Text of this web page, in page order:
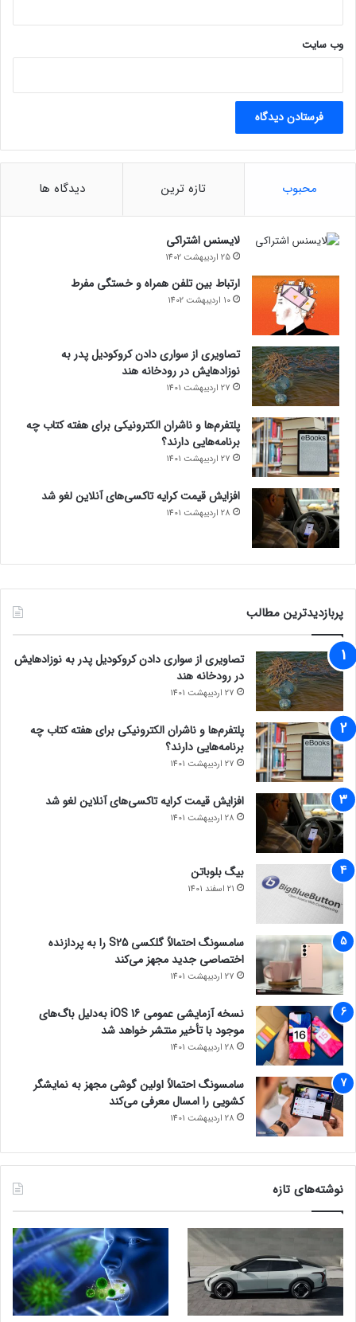
وب‌ سایت
محبوب تازه ترین دیدگاه ها
لایسنس اشتراکی
25 اردیبهشت 1402
ارتباط بین تلفن همراه و خستگی مفرط
10 اردیبهشت 1402
تصاویری از سواری دادن کروکودیل پدر به
نوزادهایش در رودخانه هند
27 اردیبهشت 1401
پلتفرم‌ها و ناشران الکترونیکی برای هفته کتاب چه
برنامه‌هایی دارند؟
27 اردیبهشت 1401
افزایش قیمت کرایه تاکسی‌های آنلاین لغو شد
28 اردیبهشت 1401
پربازدیدترین مطالب
تصاویری از سواری دادن کروکودیل پدر به نوزادهایش
در رودخانه هند
27 اردیبهشت 1401
پلتفرم‌ها و ناشران الکترونیکی برای هفته کتاب چه
برنامه‌هایی دارند؟
27 اردیبهشت 1401
افزایش قیمت کرایه تاکسی‌های آنلاین لغو شد
28 اردیبهشت 1401
بیگ بلوباتن
21 اسفند 1401
سامسونگ احتمالاً گلکسی S25 را به پردازنده
اختصاصی جدید مجهز می‌کند
27 اردیبهشت 1401
نسخه آزمایشی عمومی iOS 16 به‌دلیل باگ‌های
موجود با تأخیر منتشر خواهد شد
28 اردیبهشت 1401
سامسونگ احتمالاً اولین گوشی مجهز به نمایشگر
کشویی را امسال معرفی می‌کند
28 اردیبهشت 1401
نوشته‌های تازه